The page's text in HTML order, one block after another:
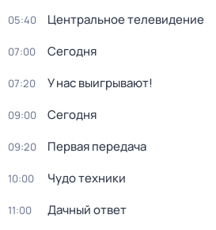
05:40 Центральное телевидение
07:00 Сегодня
07:20 У нас выигрывают!
09:00 Сегодня
09:20 Первая передача
10:00 Чудо техники
11:00 Дачный ответ